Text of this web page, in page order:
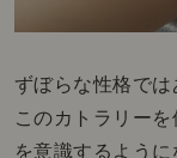
ずぼらな性格では
このカトラリー
を意識するように